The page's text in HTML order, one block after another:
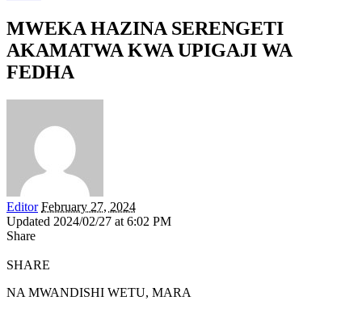
MWEKA HAZINA SERENGETI
AKAMATWA KWA UPIGAJI WA
FEDHA
Editor February 27, 2024
Updated 2024/02/27 at 6:02 PM
Share
SHARE
NA MWANDISHI WETU, MARA